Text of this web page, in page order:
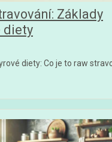
Základy
diety
diety: Co je to raw